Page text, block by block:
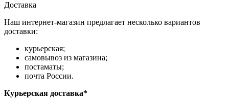
Доставка
Наш интернет-магазин предлагает несколько вариантов
доставки:
курьерская;
самовывоз из магазина;
постаматы;
почта России.
Курьерская доставка*